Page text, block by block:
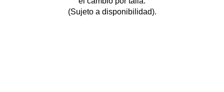
(Sujeto a disponibilidad).